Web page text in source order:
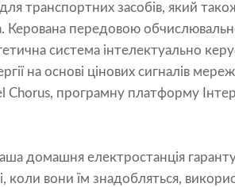
транспортних засобів, який
Керована передовою
система інтелектуально
на основі цінових сигналів
Chorus, програмну платформу
домашня електростанція
коли вони їм знадобляться,